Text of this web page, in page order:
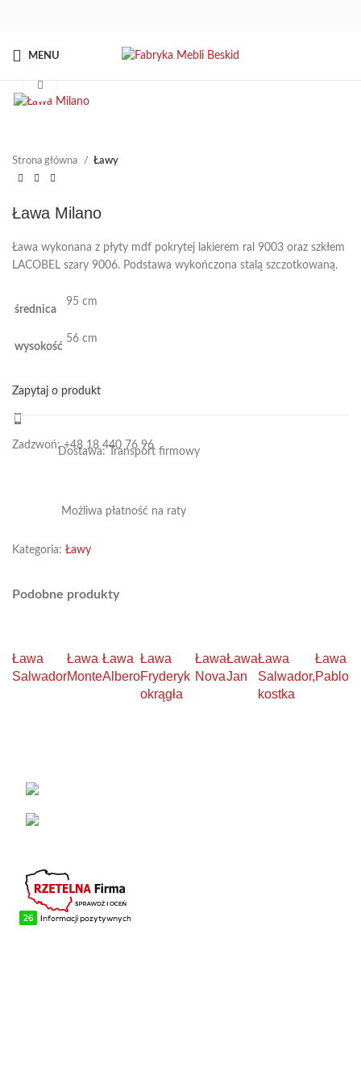
MENU
Strona główna Ławy
Ława Milano
Ława wykonana z płyty mdf pokrytej lakierem ral 9003 oraz szkłem
LACOBEL szary 9006. Podstawa wykończona stalą szczotkowaną.
średnica
95 cm
wysokość
56 cm
Zapytaj o produkt
Zadzwoń: +48 18 440 76 96
Dostawa: Transport firmowy
Możliwa płatność na raty
Kategoria: Ławy
Podobne produkty
Ława
Salwador
Ława
Monte
Ława
Albero
Ława
Fryderyk
okrągła
Ława
Nova
Ława
Jan
Ława
Salwador,
kostka
Ława
Pablo